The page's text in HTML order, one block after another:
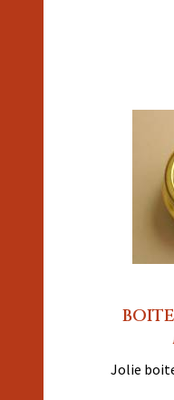
Jolie